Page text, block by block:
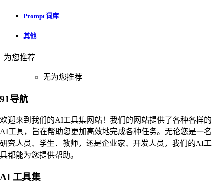
Prompt 词库
其他
为您推荐
无为您推荐
91导航
欢迎来到我们的AI工具集网站！我们的网站提供了各种各样的
AI工具，旨在帮助您更加高效地完成各种任务。无论您是一名
研究人员、学生、教师，还是企业家、开发人员，我们的AI工
具都能为您提供帮助。
AI 工具集